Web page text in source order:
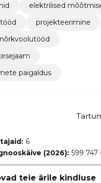
elektrilised
projekteerimine
nõrkvoolutööd
paigaldus
6
(2026): 599 747
teie ärile kindluse